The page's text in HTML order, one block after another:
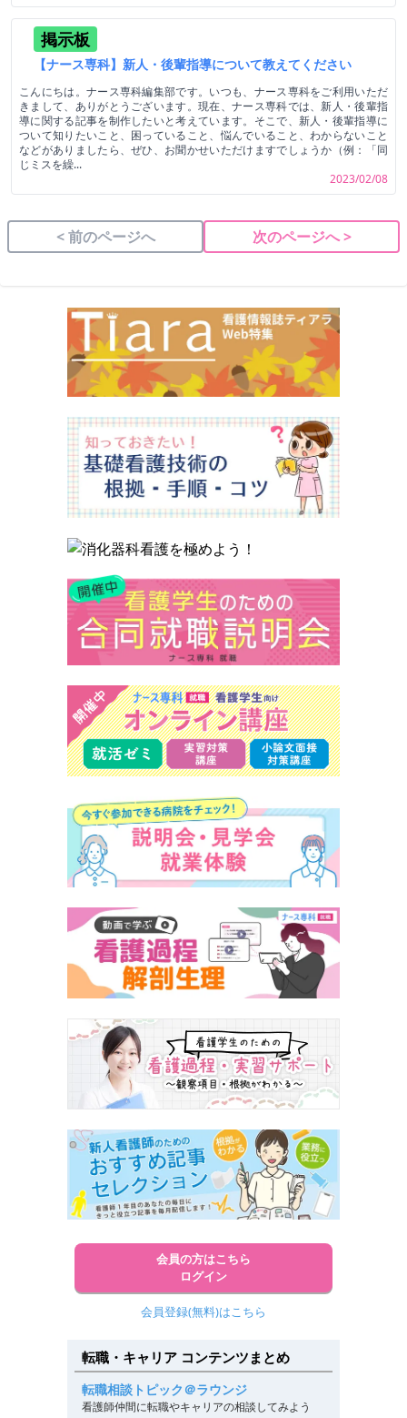
掲示板
【ナース専科】新人・後輩指導について教えてください
こんにちは。ナース専科編集部です。いつも、ナース専科をご利用いただ
きまして、ありがとうございます。現在、ナース専科では、新人・後輩指
導に関する記事を制作したいと考えています。そこで、新人・後輩指導に
ついて知りたいこと、困っていること、悩んでいること、わからないこと
などがありましたら、ぜひ、お聞かせいただけますでしょうか（例：「同
じミスを繰...
2023/02/08
< 前のページへ 次のページへ >
会員の方はこちら
ログイン
会員登録(無料)はこちら
転職・キャリア コンテンツまとめ
転職相談トピック＠ラウンジ
看護師仲間に転職やキャリアの相談してみよう